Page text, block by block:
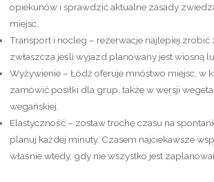
opiekunów i sprawdzić aktualne zasady
miejsc.
Transport i nocleg – rezerwacje najlepiej zrobić
zwłaszcza jeśli wyjazd planowany jest wiosną
Wyżywienie – Łódź oferuje mnóstwo miejsc, w
zamówić posiłki dla grup, także w wersji
wegańskiej.
Elastyczność – zostaw trochę czasu na
planuj każdej minuty. Czasem najciekawsze
właśnie wtedy, gdy nie wszystko jest